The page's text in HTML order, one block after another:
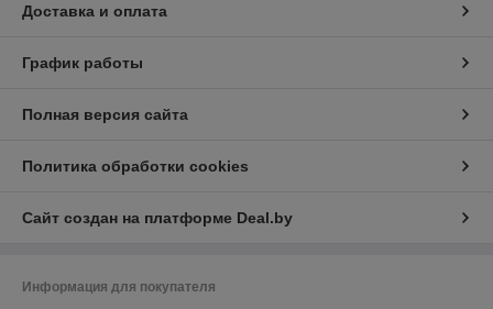
Доставка и оплата
График работы
Полная версия сайта
Политика обработки cookies
Сайт создан на платформе Deal.by
Информация для покупателя